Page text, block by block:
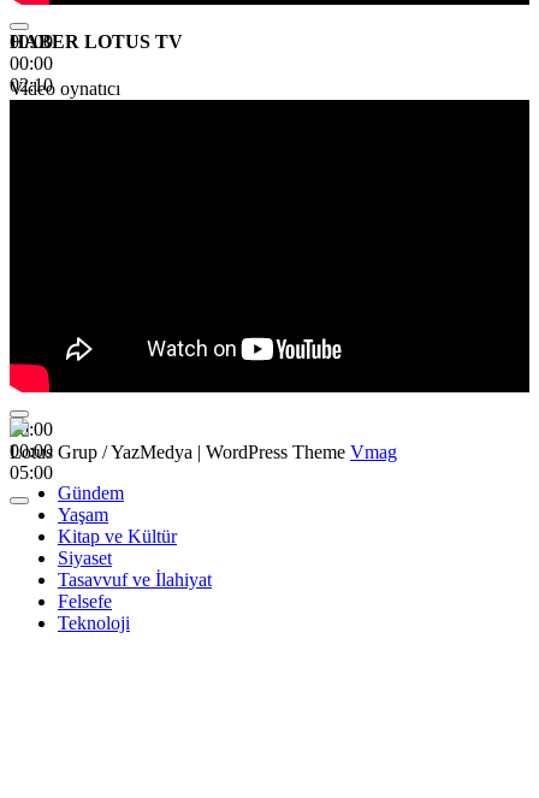
00:00
00:00
02:10
HABER LOTUS TV
Video oynatıcı
00:00
00:00
05:00
Lotus Grup / YazMedya | WordPress Theme Vmag
Gündem
Yaşam
Kitap ve Kültür
Siyaset
Tasavvuf ve İlahiyat
Felsefe
Teknoloji